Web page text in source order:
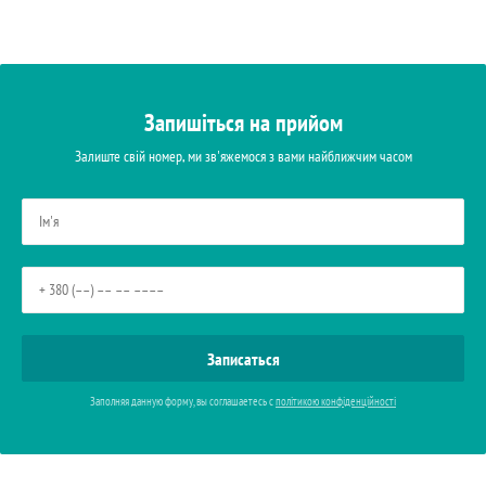
Запишіться на прийом
Залиште свій номер, ми зв'яжемося з вами найближчим часом
Заполняя данную форму, вы соглашаетесь сполітикою конфіденційності